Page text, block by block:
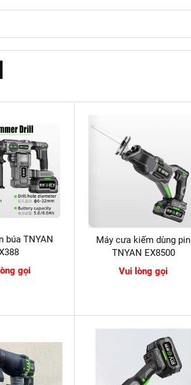
búa TNYAN
gọi
Máy cưa kiếm dùng pin
TNYAN EX8500
Vui lòng gọi